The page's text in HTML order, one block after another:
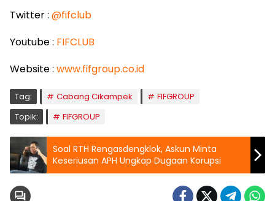
Twitter : @fifclub
Youtube : FIFCLUB
Website : www.fifgroup.co.id
Tag: Cabang Cikampek
FIFGROUP
Topik:
FIFGROUP
Soal RTH Rengasdengklok, Askun Minta
Keseriusan APH Ungkap Dugaan Korupsi